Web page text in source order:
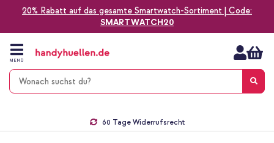
20% Rabatt auf das gesamte Smartwatch-Sortiment | Code:
SMARTWATCH20
Zum
Inhalt
springen
MENÜ
60 Tage Widerrufsrecht